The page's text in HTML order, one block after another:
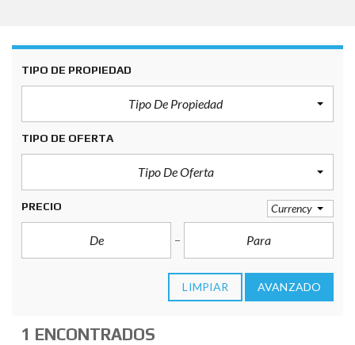
TIPO DE PROPIEDAD
Tipo De Propiedad
TIPO DE OFERTA
Tipo De Oferta
PRECIO Currency
LIMPIAR AVANZADO
1 ENCONTRADOS